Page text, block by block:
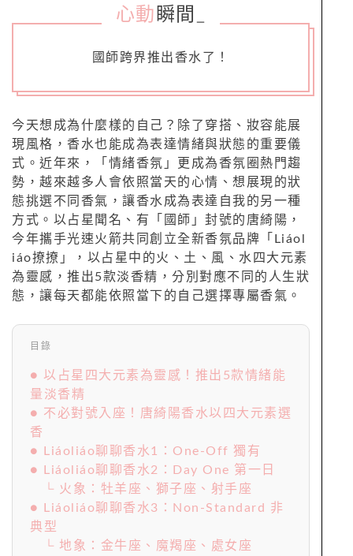
心動 瞬間
國師跨界推出香水了！
今天想成為什麼樣的自己？除了穿搭、妝容能展
現風格，香水也能成為表達情緒與狀態的重要儀
式。近年來，「情緒香氛」更成為香氛圈熱門趨
勢，越來越多人會依照當天的心情、想展現的狀
態挑選不同香氣，讓香水成為表達自我的另一種
方式。以占星聞名、有「國師」封號的唐綺陽，
今年攜手光速火箭共同創立全新香氛品牌「Liáol
iáo撩撩」，以占星中的火、土、風、水四大元素
為靈感，推出5款淡香精，分別對應不同的人生狀
態，讓每天都能依照當下的自己選擇專屬香氣。
目錄
● 以占星四大元素為靈感！推出5款情緒能
量淡香精
● 不必對號入座！唐綺陽香水以四大元素選
香
● Liáoliáo聊聊香水1：One-Off 獨有
● Liáoliáo聊聊香水2：Day One 第一日
└ 火象：牡羊座、獅子座、射手座
● Liáoliáo聊聊香水3：Non-Standard 非
典型
└ 地象：金牛座、魔羯座、處女座